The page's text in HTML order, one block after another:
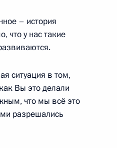
– история
что у нас такие
ситуация в том,
Вы это делали
что мы всё это
разрешались